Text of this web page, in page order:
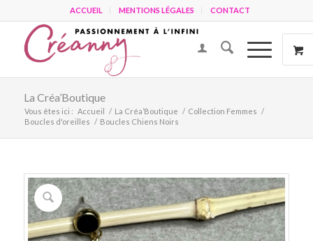
ACCUEIL MENTIONS LÉGALES CONTACT
La Créa’Boutique
Vous êtes ici : Accueil / La Créa’Boutique / Collection Femmes /
Boucles d'oreilles / Boucles Chiens Noirs